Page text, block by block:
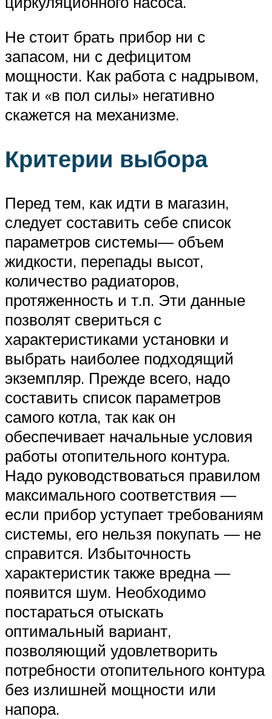
Не стоит брать прибор ни с
запасом, ни с дефицитом
мощности. Как работа с надрывом,
так и «в пол силы» негативно
скажется на механизме.
Критерии выбора
Перед тем, как идти в магазин,
следует составить себе список
параметров системы— объем
жидкости, перепады высот,
количество радиаторов,
протяженность и т.п. Эти данные
позволят свериться с
характеристиками установки и
выбрать наиболее подходящий
экземпляр. Прежде всего, надо
составить список параметров
самого котла, так как он
обеспечивает начальные условия
работы отопительного контура.
Надо руководствоваться правилом
максимального соответствия —
если прибор уступает требованиям
системы, его нельзя покупать — не
справится. Избыточность
характеристик также вредна —
появится шум. Необходимо
постараться отыскать
оптимальный вариант,
позволяющий удовлетворить
потребности отопительного контура
без излишней мощности или
напора.